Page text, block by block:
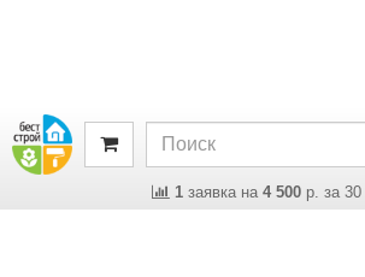
1заявка на 4 500р. за 30